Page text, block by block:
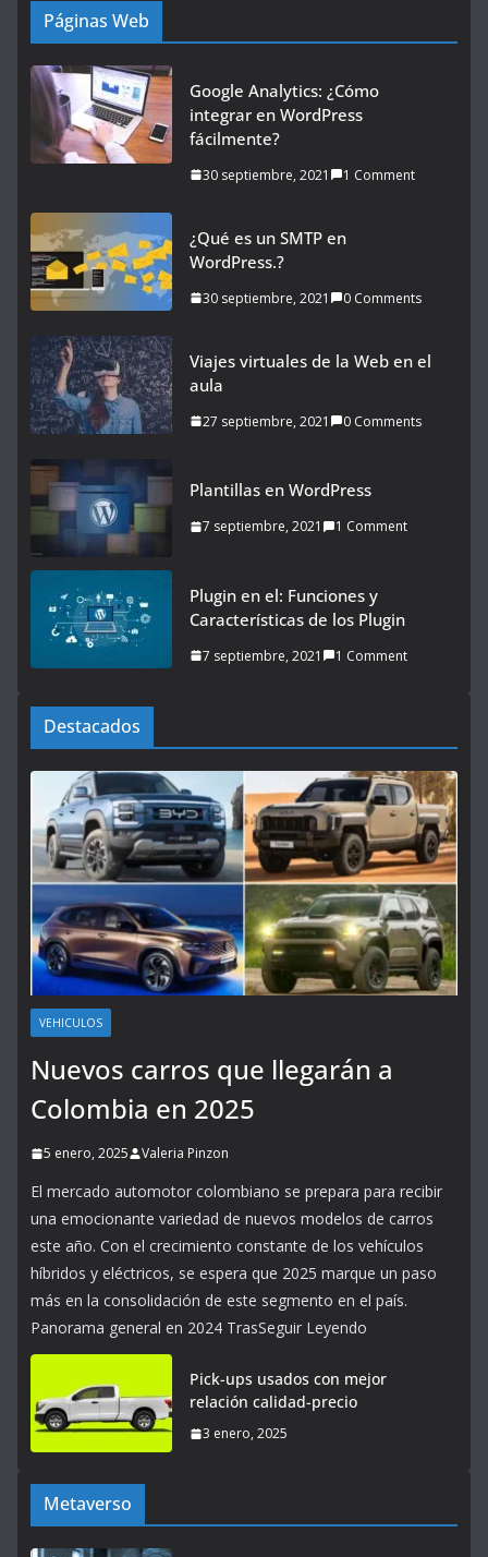
Páginas Web
Google Analytics: ¿Cómo
integrar en WordPress
fácilmente?
30 septiembre, 2021 1 Comment
¿Qué es un SMTP en
WordPress.?
30 septiembre, 2021 0 Comments
Viajes virtuales de la Web en el
aula
27 septiembre, 2021 0 Comments
Plantillas en WordPress
7 septiembre, 2021 1 Comment
Plugin en el: Funciones y
Características de los Plugin
7 septiembre, 2021 1 Comment
Destacados
VEHICULOS
Nuevos carros que llegarán a
Colombia en 2025
5 enero, 2025 Valeria Pinzon
El mercado automotor colombiano se prepara para recibir
una emocionante variedad de nuevos modelos de carros
este año. Con el crecimiento constante de los vehículos
híbridos y eléctricos, se espera que 2025 marque un paso
más en la consolidación de este segmento en el país.
Panorama general en 2024 TrasSeguir Leyendo
Pick-ups usados con mejor
relación calidad-precio
3 enero, 2025
Metaverso